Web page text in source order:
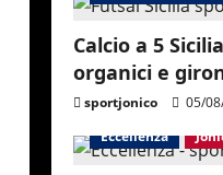
Calcio a 5
organici e
sportjonico
05/
Eccellenza